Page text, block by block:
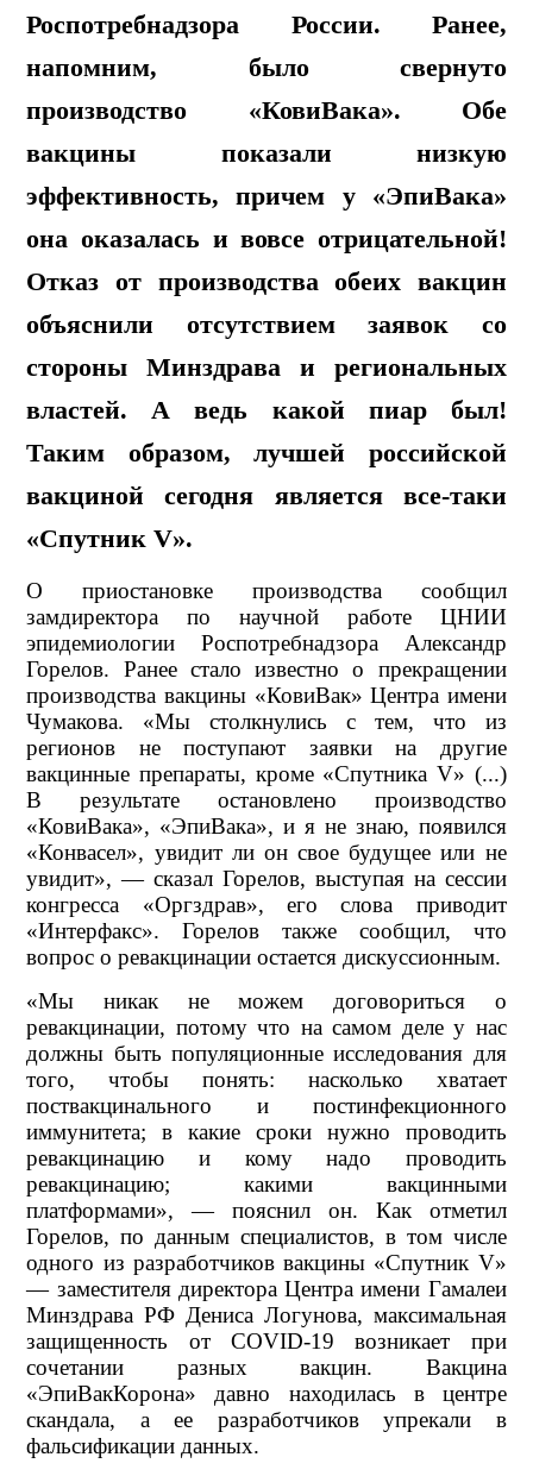
Роспотребнадзора России. Ранее,
напомним, было свернуто
производство «КовиВака». Обе
вакцины показали низкую
эффективность, причем у «ЭпиВака»
она оказалась и вовсе отрицательной!
Отказ от производства обеих вакцин
объяснили отсутствием заявок со
стороны Минздрава и региональных
властей. А ведь какой пиар был!
Таким образом, лучшей российской
вакциной сегодня является все-таки
«Спутник V».
О приостановке производства сообщил
замдиректора по научной работе ЦНИИ
эпидемиологии Роспотребнадзора Александр
Горелов. Ранее стало известно о прекращении
производства вакцины «КовиВак» Центра имени
Чумакова. «Мы столкнулись с тем, что из
регионов не поступают заявки на другие
вакцинные препараты, кроме «Спутника V» (...)
В результате остановлено производство
«КовиВака», «ЭпиВака», и я не знаю, появился
«Конвасел», увидит ли он свое будущее или не
увидит», — сказал Горелов, выступая на сессии
конгресса «Оргздрав», его слова приводит
«Интерфакс». Горелов также сообщил, что
вопрос о ревакцинации остается дискуссионным.
«Мы никак не можем договориться о
ревакцинации, потому что на самом деле у нас
должны быть популяционные исследования для
того, чтобы понять: насколько хватает
поствакцинального и постинфекционного
иммунитета; в какие сроки нужно проводить
ревакцинацию и кому надо проводить
ревакцинацию; какими вакцинными
платформами», — пояснил он. Как отметил
Горелов, по данным специалистов, в том числе
одного из разработчиков вакцины «Спутник V»
— заместителя директора Центра имени Гамалеи
Минздрава РФ Дениса Логунова, максимальная
защищенность от COVID-19 возникает при
сочетании разных вакцин. Вакцина
«ЭпиВакКорона» давно находилась в центре
скандала, а ее разработчиков упрекали в
фальсификации данных.